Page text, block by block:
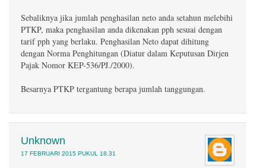
Sebaliknya jika jumlah penghasilan neto anda setahun melebihi
PTKP, maka penghasilan anda dikenakan pph sesuai dengan
tarif pph yang berlaku. Penghasilan Neto dapat dihitung
dengan Norma Penghitungan (Diatur dalam Keputusan Dirjen
Pajak Nomor KEP-536/PJ./2000).
Besarnya PTKP tergantung berapa jumlah tanggungan.
Unknown
17 FEBRUARI 2015 PUKUL 18.31